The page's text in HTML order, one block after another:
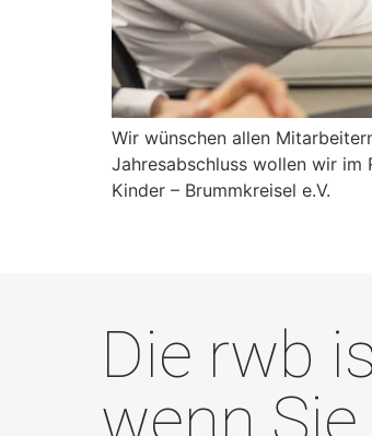
Wir wünschen allen
Jahresabschluss wollen wir
Kinder – Brummkreisel e.V.
Die rwb
wenn